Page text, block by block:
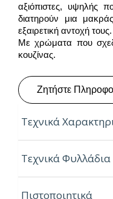
αξιόπιστες, υψηλής
διατηρούν μια
εξαιρετική αντοχή τους.
Με χρώματα που
κουζίνας.
Ζητήστε
Τεχνικά
Οι πλάτες κουζίνας
πυρήνα
φύλλα High
0.8mm επιλεγμένα
Τεχνικά Φυλλάδια
Πιστοποιητικά